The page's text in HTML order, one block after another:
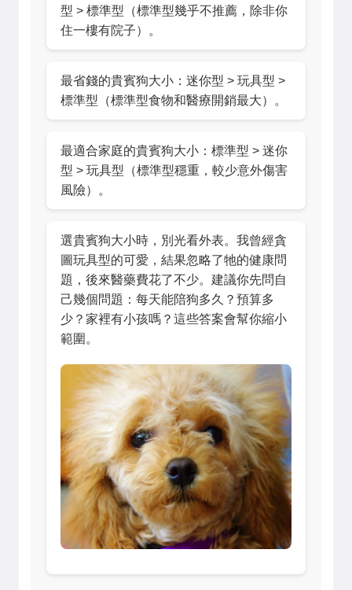
型 > 標準型（標準型幾乎不推薦，除非你
住一樓有院子）。
最省錢的貴賓狗大小：迷你型 > 玩具型 >
標準型（標準型食物和醫療開銷最大）。
最適合家庭的貴賓狗大小：標準型 > 迷你
型 > 玩具型（標準型穩重，較少意外傷害
風險）。
選貴賓狗大小時，別光看外表。我曾經貪
圖玩具型的可愛，結果忽略了牠的健康問
題，後來醫藥費花了不少。建議你先問自
己幾個問題：每天能陪狗多久？預算多
少？家裡有小孩嗎？這些答案會幫你縮小
範圍。